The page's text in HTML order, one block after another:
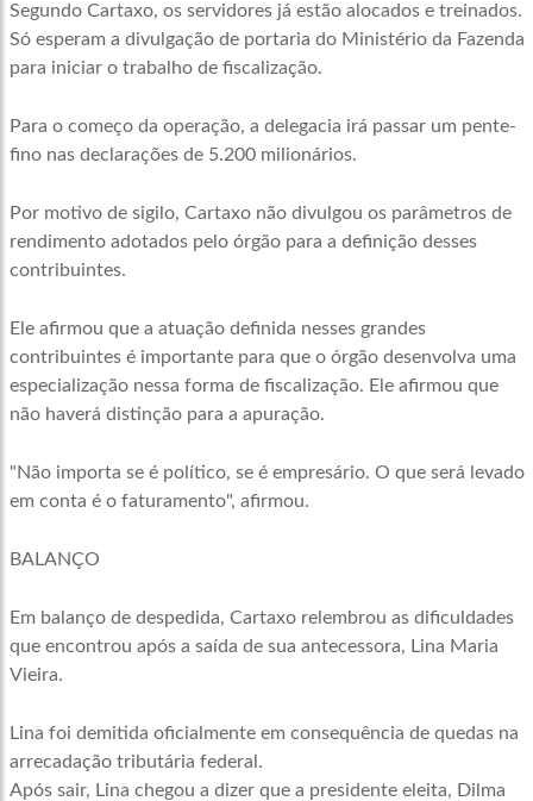
Segundo Cartaxo, os servidores já estão alocados e treinados.
Só esperam a divulgação de portaria do Ministério da Fazenda
para iniciar o trabalho de fiscalização.
Para o começo da operação, a delegacia irá passar um pente-
fino nas declarações de 5.200 milionários.
Por motivo de sigilo, Cartaxo não divulgou os parâmetros de
rendimento adotados pelo órgão para a definição desses
contribuintes.
Ele afirmou que a atuação definida nesses grandes
contribuintes é importante para que o órgão desenvolva uma
especialização nessa forma de fiscalização. Ele afirmou que
não haverá distinção para a apuração.
"Não importa se é político, se é empresário. O que será levado
em conta é o faturamento", afirmou.
BALANÇO
Em balanço de despedida, Cartaxo relembrou as dificuldades
que encontrou após a saída de sua antecessora, Lina Maria
Vieira.
Lina foi demitida oficialmente em consequência de quedas na
arrecadação tributária federal.
Após sair, Lina chegou a dizer que a presidente eleita, Dilma